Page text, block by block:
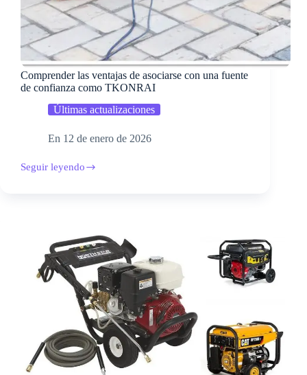
Comprender las ventajas de asociarse con una fuente
de confianza como TKONRAI
Últimas actualizaciones
En 12 de enero de 2026
Seguir leyendo